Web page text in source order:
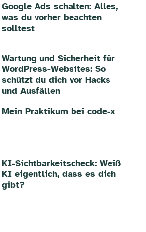
Google Ads schalten: Alles,
was du vorher beachten
solltest
Wartung und Sicherheit für
WordPress-Websites: So
schützt du dich vor Hacks
und Ausfällen
Mein Praktikum bei code-x
KI-Sichtbarkeitscheck: Weiß
KI eigentlich, dass es dich
gibt?